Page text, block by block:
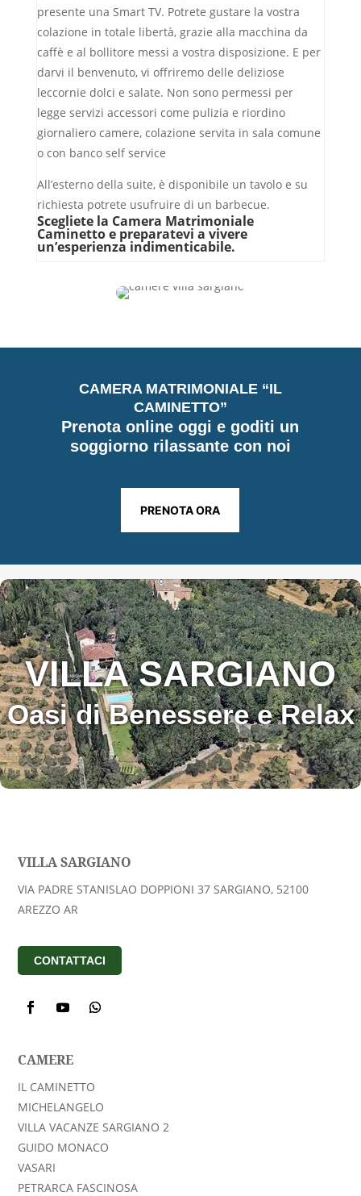
presente una Smart TV. Potrete gustare la vostra
colazione in totale libertà, grazie alla macchina da
caffè e al bollitore messi a vostra disposizione. E per
darvi il benvenuto, vi offriremo delle deliziose
leccornie dolci e salate. Non sono permessi per
legge servizi accessori come pulizia e riordino
giornaliero camere, colazione servita in sala comune
o con banco self service
All’esterno della suite, è disponibile un tavolo e su
richiesta potrete usufruire di un barbecue.
Scegliete la Camera Matrimoniale
Caminetto e preparatevi a vivere
un’esperienza indimenticabile.
CAMERA MATRIMONIALE “IL
CAMINETTO”
Prenota online oggi e goditi un
soggiorno rilassante con noi
PRENOTA ORA
VILLA SARGIANO
Oasi di Benessere e Relax
VILLA SARGIANO
VIA PADRE STANISLAO DOPPIONI 37 SARGIANO, 52100
AREZZO AR
CONTATTACI
CAMERE
IL CAMINETTO
MICHELANGELO
VILLA VACANZE SARGIANO 2
GUIDO MONACO
VASARI
PETRARCA FASCINOSA